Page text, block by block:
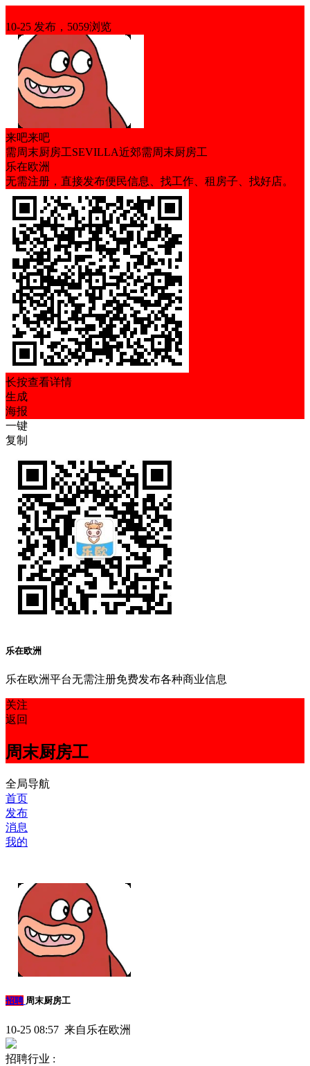
10-25 发布，5059浏览
来吧来吧
需周末厨房工SEVILLA近郊需周末厨房工
乐在欧洲
无需注册，直接发布便民信息、找工作、租房子、找好店。
长按查看详情
生成
海报
一键
复制
乐在欧洲
乐在欧洲平台无需注册免费发布各种商业信息
关注
返回
周末厨房工
全局导航
首页
发布
消息
我的
招聘 周末厨房工
10-25 08:57 来自乐在欧洲
招聘行业 :